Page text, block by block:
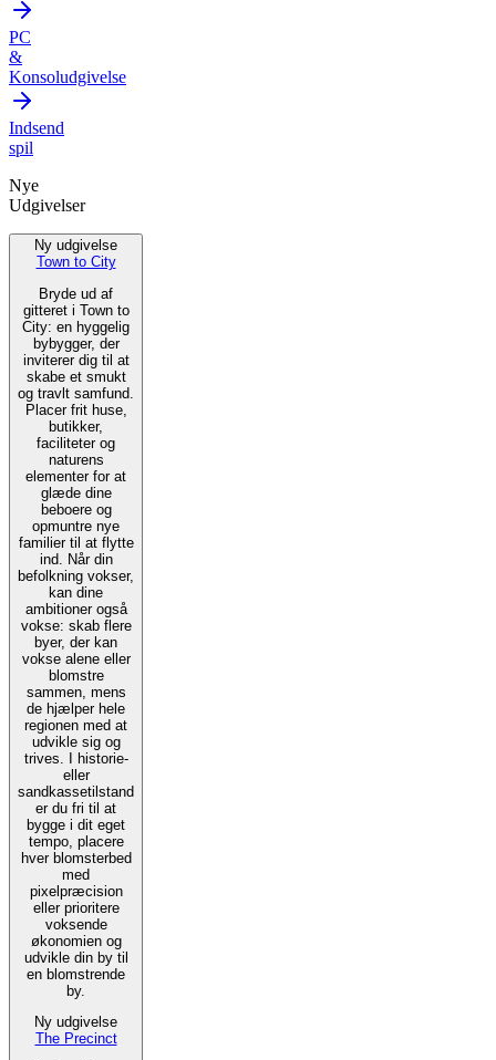
PC
&
Konsoludgivelse
Indsend
spil
Nye
Udgivelser
Ny udgivelse
Town to City
Bryde ud af
gitteret i Town to
City: en hyggelig
bybygger, der
inviterer dig til at
skabe et smukt
og travlt samfund.
Placer frit huse,
butikker,
faciliteter og
naturens
elementer for at
glæde dine
beboere og
opmuntre nye
familier til at flytte
ind. Når din
befolkning vokser,
kan dine
ambitioner også
vokse: skab flere
byer, der kan
vokse alene eller
blomstre
sammen, mens
de hjælper hele
regionen med at
udvikle sig og
trives. I historie-
eller
sandkassetilstand
er du fri til at
bygge i dit eget
tempo, placere
hver blomsterbed
med
pixelpræcision
eller prioritere
voksende
økonomien og
udvikle din by til
en blomstrende
by.
Ny udgivelse
The Precinct